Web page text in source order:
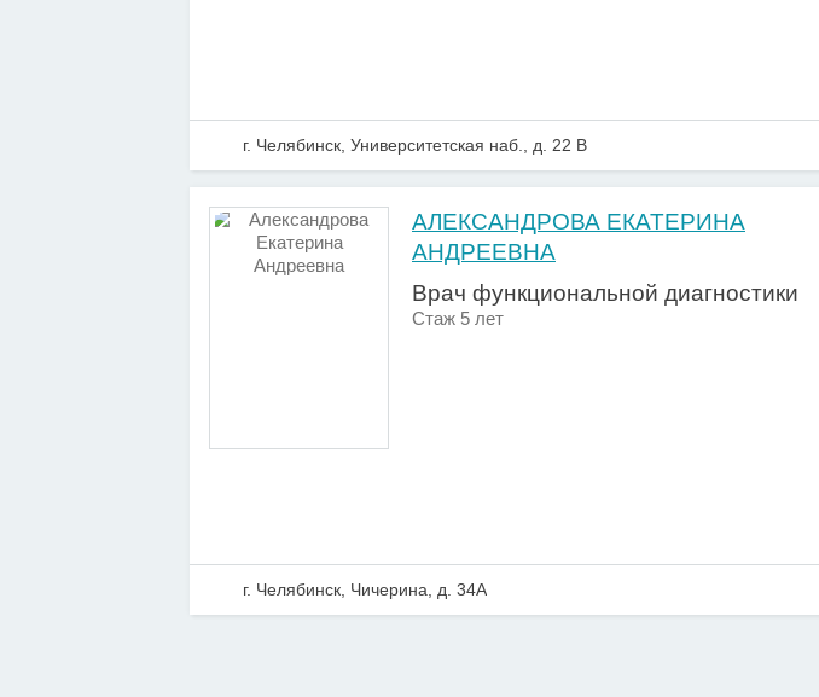
г. Челябинск, Университетская наб., д. 22 В
АЛЕКСАНДРОВА ЕКАТЕРИНА
АНДРЕЕВНА
Врач функциональной диагностики
Стаж 5 лет
г. Челябинск, Чичерина, д. 34А